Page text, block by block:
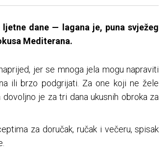
dane — lagana je, puna svježeg
Mediterana.
jer se mnoga jela mogu napraviti
ili brzo podgrijati. Za one koji ne žele
dovoljno je za tri dana ukusnih obroka za
za doručak, ručak i večeru, spisak